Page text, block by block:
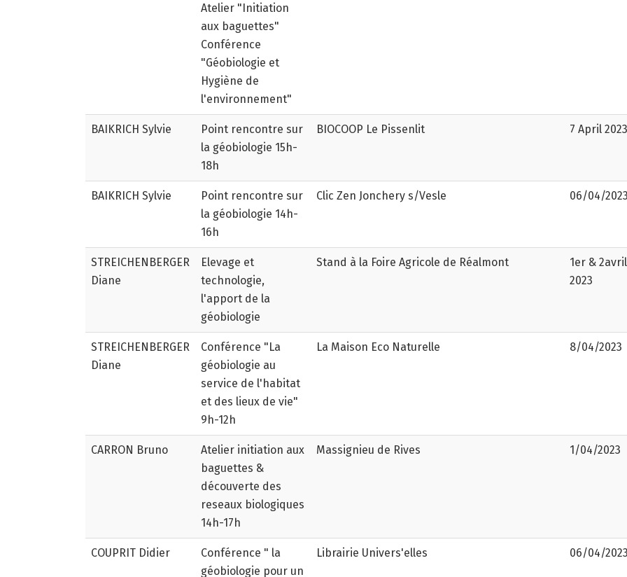
Atelier "Initiation
aux baguettes"
Conférence
"Géobiologie et
Hygiène de
l'environnement"
BAIKRICH Sylvie
Point rencontre sur
la géobiologie 15h-
18h
BIOCOOP Le Pissenlit 7 April 2023
BAIKRICH Sylvie
Point rencontre sur
la géobiologie 14h-
16h
Clic Zen Jonchery s/Vesle 06/04/2023
STREICHENBERGER
Diane
Elevage et
technologie,
l'apport de la
géobiologie
Stand à la Foire Agricole de Réalmont
1er & 2avril
2023
STREICHENBERGER
Diane
Conférence "La
géobiologie au
service de l'habitat
et des lieux de vie"
9h-12h
La Maison Eco Naturelle 8/04/2023
CARRON Bruno
Atelier initiation aux
baguettes &
découverte des
reseaux biologiques
14h-17h
Massignieu de Rives 1/04/2023
COUPRIT Didier
Conférence " la
géobiologie pour un
Librairie Univers'elles 06/04/2023